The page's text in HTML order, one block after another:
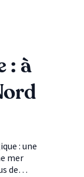
que
ne
de
: un
points
: à
: une
mer
de